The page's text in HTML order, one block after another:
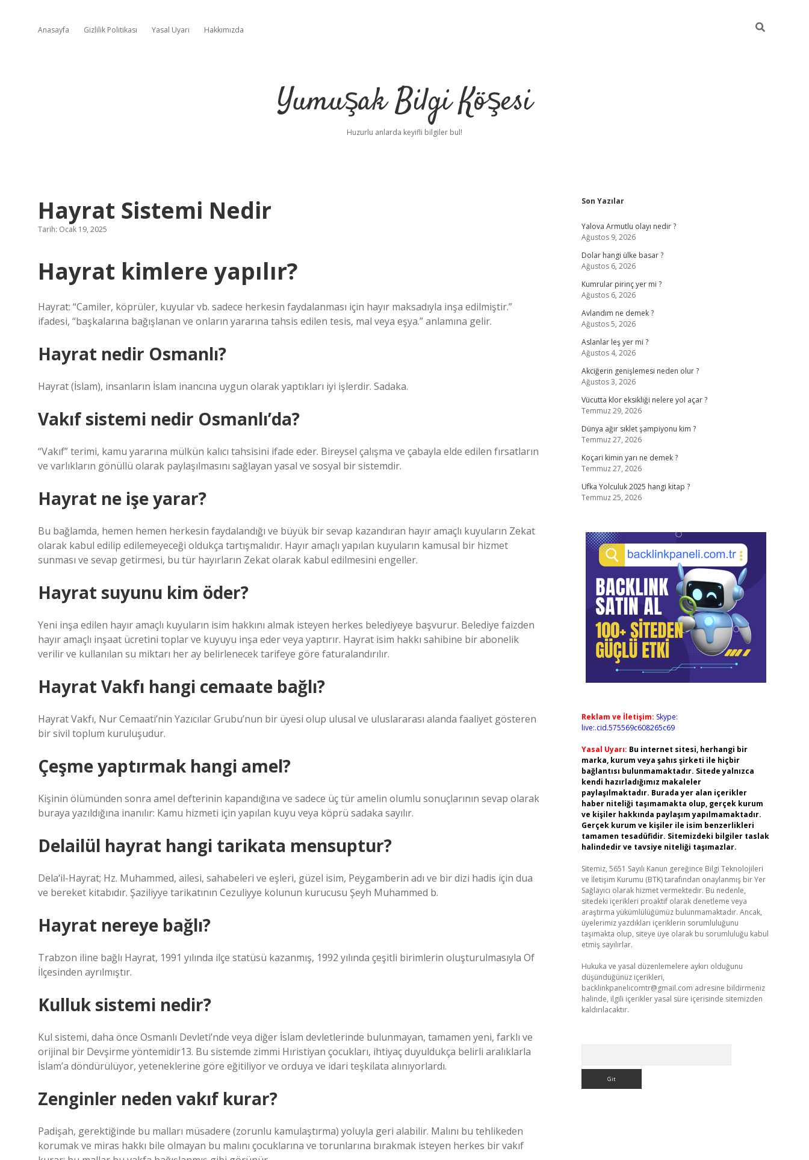
Anasayfa Gizlilik Politikası Yasal Uyarı Hakkımızda
Yumuşak Bilgi Köşesi
Huzurlu anlarda keyifli bilgiler bul!
Hayrat Sistemi Nedir
Tarih: Ocak 19, 2025
Hayrat kimlere yapılır?
Hayrat: “Camiler, köprüler, kuyular vb. sadece herkesin faydalanması için hayır maksadıyla inşa edilmiştir.”
ifadesi, “başkalarına bağışlanan ve onların yararına tahsis edilen tesis, mal veya eşya.” anlamına gelir.
Hayrat nedir Osmanlı?
Hayrat (İslam), insanların İslam inancına uygun olarak yaptıkları iyi işlerdir. Sadaka.
Vakıf sistemi nedir Osmanlı’da?
“Vakıf” terimi, kamu yararına mülkün kalıcı tahsisini ifade eder. Bireysel çalışma ve çabayla elde edilen fırsatların
ve varlıkların gönüllü olarak paylaşılmasını sağlayan yasal ve sosyal bir sistemdir.
Hayrat ne işe yarar?
Bu bağlamda, hemen hemen herkesin faydalandığı ve büyük bir sevap kazandıran hayır amaçlı kuyuların Zekat
olarak kabul edilip edilemeyeceği oldukça tartışmalıdır. Hayır amaçlı yapılan kuyuların kamusal bir hizmet
sunması ve sevap getirmesi, bu tür hayırların Zekat olarak kabul edilmesini engeller.
Hayrat suyunu kim öder?
Yeni inşa edilen hayır amaçlı kuyuların isim hakkını almak isteyen herkes belediyeye başvurur. Belediye faizden
hayır amaçlı inşaat ücretini toplar ve kuyuyu inşa eder veya yaptırır. Hayrat isim hakkı sahibine bir abonelik
verilir ve kullanılan su miktarı her ay belirlenecek tarifeye göre faturalandırılır.
Hayrat Vakfı hangi cemaate bağlı?
Hayrat Vakfı, Nur Cemaati’nin Yazıcılar Grubu’nun bir üyesi olup ulusal ve uluslararası alanda faaliyet gösteren
bir sivil toplum kuruluşudur.
Çeşme yaptırmak hangi amel?
Kişinin ölümünden sonra amel defterinin kapandığına ve sadece üç tür amelin olumlu sonuçlarının sevap olarak
buraya yazıldığına inanılır: Kamu hizmeti için yapılan kuyu veya köprü sadaka sayılır.
Delailül hayrat hangi tarikata mensuptur?
Dela‘il-Hayrat; Hz. Muhammed, ailesi, sahabeleri ve eşleri, güzel isim, Peygamberin adı ve bir dizi hadis için dua
ve bereket kitabıdır. Şaziliyye tarikatının Cezuliyye kolunun kurucusu Şeyh Muhammed b.
Hayrat nereye bağlı?
Trabzon iline bağlı Hayrat, 1991 yılında ilçe statüsü kazanmış, 1992 yılında çeşitli birimlerin oluşturulmasıyla Of
İlçesinden ayrılmıştır.
Kulluk sistemi nedir?
Kul sistemi, daha önce Osmanlı Devleti’nde veya diğer İslam devletlerinde bulunmayan, tamamen yeni, farklı ve
orijinal bir Devşirme yöntemidir13. Bu sistemde zimmi Hıristiyan çocukları, ihtiyaç duyuldukça belirli aralıklarla
İslam’a döndürülüyor, yeteneklerine göre eğitiliyor ve orduya ve idari teşkilata alınıyorlardı.
Zenginler neden vakıf kurar?
Padişah, gerektiğinde bu malları müsadere (zorunlu kamulaştırma) yoluyla geri alabilir. Malını bu tehlikeden
korumak ve miras hakkı bile olmayan bu malını çocuklarına ve torunlarına bırakmak isteyen herkes bir vakıf
Sidebar
Son Yazılar
Yalova Armutlu olayı nedir ?
Ağustos 9, 2026
Dolar hangi ülke basar ?
Ağustos 6, 2026
Kumrular pirinç yer mi ?
Ağustos 6, 2026
Avlandım ne demek ?
Ağustos 5, 2026
Aslanlar leş yer mi ?
Ağustos 4, 2026
Akciğerin genişlemesi neden olur ?
Ağustos 3, 2026
Vücutta klor eksikliği nelere yol açar ?
Temmuz 29, 2026
Dünya ağır sıklet şampiyonu kim ?
Temmuz 27, 2026
Koçari kimin yarı ne demek ?
Temmuz 27, 2026
Ufka Yolculuk 2025 hangi kitap ?
Temmuz 25, 2026
Reklam ve İletişim: Skype:
live:.cid.575569c608265c69
Yasal Uyarı: Bu internet sitesi, herhangi bir
marka, kurum veya şahıs şirketi ile hiçbir
bağlantısı bulunmamaktadır. Sitede yalnızca
kendi hazırladığımız makaleler
paylaşılmaktadır. Burada yer alan içerikler
haber niteliği taşımamakta olup, gerçek kurum
ve kişiler hakkında paylaşım yapılmamaktadır.
Gerçek kurum ve kişiler ile isim benzerlikleri
tamamen tesadüfidir. Sitemizdeki bilgiler taslak
halindedir ve tavsiye niteliği taşımazlar.
Sitemiz, 5651 Sayılı Kanun gereğince Bilgi Teknolojileri
ve İletişim Kurumu (BTK) tarafından onaylanmış bir Yer
Sağlayıcı olarak hizmet vermektedir. Bu nedenle,
sitedeki içerikleri proaktif olarak denetleme veya
araştırma yükümlülüğümüz bulunmamaktadır. Ancak,
üyelerimiz yazdıkları içeriklerin sorumluluğunu
taşımakta olup, siteye üye olarak bu sorumluluğu kabul
etmiş sayılırlar.
Hukuka ve yasal düzenlemelere aykırı olduğunu
düşündüğünüz içerikleri,
backlinkpanelicomtr@gmail.com adresine bildirmeniz
halinde, ilgili içerikler yasal süre içerisinde sitemizden
kaldırılacaktır.
https://hiltonbet-giris.com/